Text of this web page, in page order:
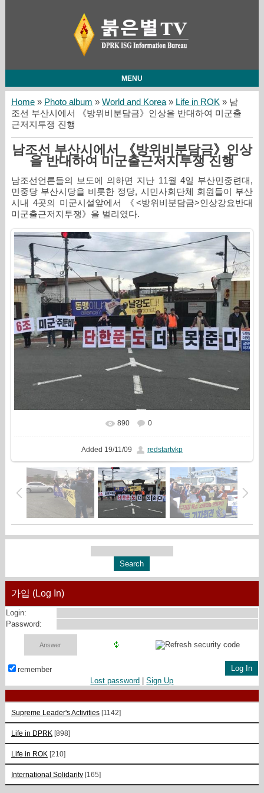
MENU
Home» Photo album » World and Korea» Life in ROK» 남
조선 부산시에서 《방위비분담금》인상을 반대하여 미군출
근저지투쟁 진행
남조선 부산시에서 《방위비분담금》인상
을 반대하여 미군출근저지투쟁 진행
남조선언론들의 보도에 의하면 지난 11월 4일 부산민중련대,
민중당 부산시당을 비롯한 정당, 시민사회단체 회원들이 부산
시내 4곳의 미군시설앞에서 《<방위비분담금>인상강요반대
미군출근저지투쟁》을 벌리였다.
In real size 576x435
890 0
Added 19/11/09 redstartvkp
가입 (Log In)
Login:
Password:
remember
Lost password |Sign Up
Supreme Leader's Activities [1142]
Life in DPRK [898]
Life in ROK [210]
International Solidarity [165]